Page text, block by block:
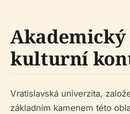
Akademický
kulturní
Vratislavská univerzita,
základním kamenem této